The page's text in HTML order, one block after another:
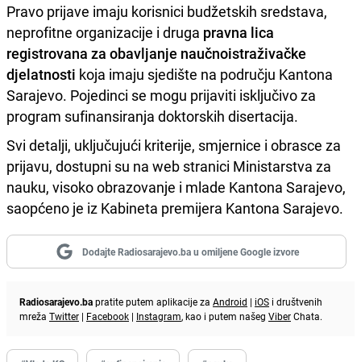
Pravo prijave imaju korisnici budžetskih sredstava,
neprofitne organizacije i druga pravna lica
registrovana za obavljanje naučnoistraživačke
djelatnosti koja imaju sjedište na području Kantona
Sarajevo. Pojedinci se mogu prijaviti isključivo za
program sufinansiranja doktorskih disertacija.
Svi detalji, uključujući kriterije, smjernice i obrasce za
prijavu, dostupni su na web stranici Ministarstva za
nauku, visoko obrazovanje i mlade Kantona Sarajevo,
saopćeno je iz Kabineta premijera Kantona Sarajevo.
Dodajte Radiosarajevo.ba u omiljene Google izvore
Radiosarajevo.bapratite putem aplikacije za Android | iOS i društvenih
mreža Twitter | Facebook | Instagram, kao i putem našeg ViberChata.